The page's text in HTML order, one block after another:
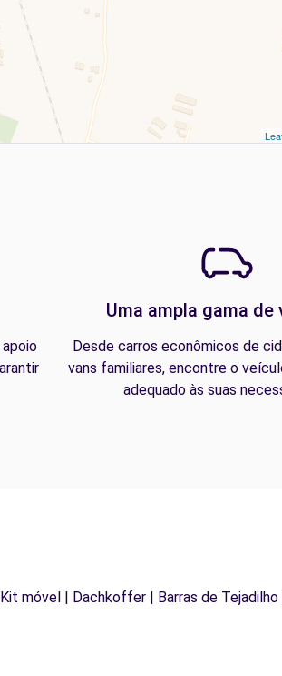
Uma ampla gama de
Desde carros econômicos de
vans familiares, encontre o
adequado às suas
móvel | Dachkoffer | Barras de